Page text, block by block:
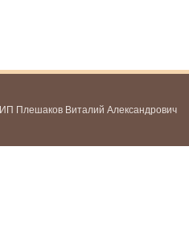
ИП Плешаков Виталий Александрович